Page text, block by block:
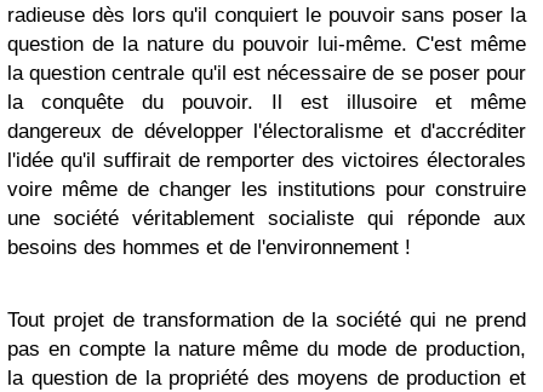
radieuse dès lors qu'il conquiert le pouvoir sans poser la
question de la nature du pouvoir lui-même. C'est même
la question centrale qu'il est nécessaire de se poser pour
la conquête du pouvoir. Il est illusoire et même
dangereux de développer l'électoralisme et d'accréditer
l'idée qu'il suffirait de remporter des victoires électorales
voire même de changer les institutions pour construire
une société véritablement socialiste qui réponde aux
besoins des hommes et de l'environnement !
Tout projet de transformation de la société qui ne prend
pas en compte la nature même du mode de production,
la question de la propriété des moyens de production et